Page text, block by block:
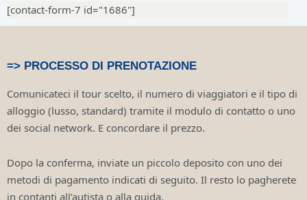
[contact-form-7 id="1686"]
=> PROCESSO DI PRENOTAZIONE
Comunicateci il tour scelto, il numero di viaggiatori e il tipo di
alloggio (lusso, standard) tramite il modulo di contatto o uno
dei social network. E concordare il prezzo.
Dopo la conferma, inviate un piccolo deposito con uno dei
metodi di pagamento indicati di seguito. Il resto lo pagherete
in contanti all’autista o alla guida.